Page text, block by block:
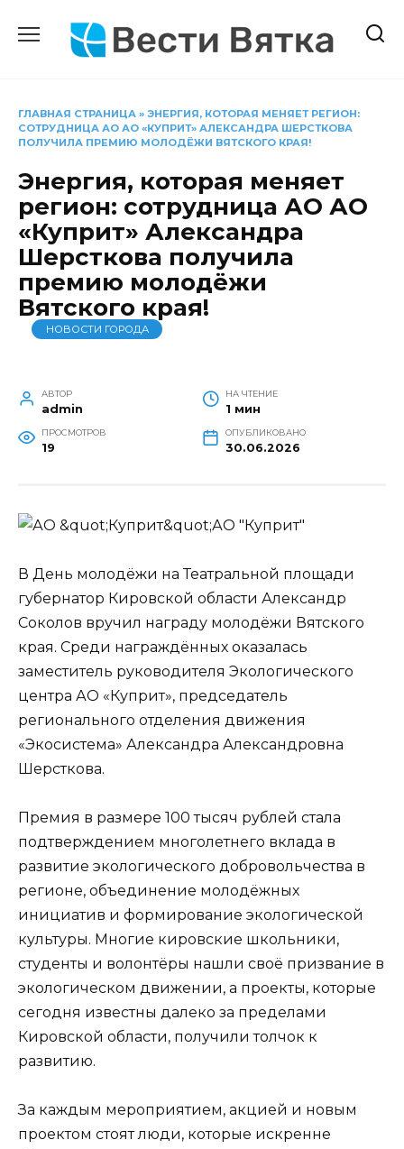
содержанию
ГЛАВНАЯ СТРАНИЦА » ЭНЕРГИЯ, КОТОРАЯ МЕНЯЕТ РЕГИОН:
СОТРУДНИЦА АО АО «КУПРИТ» АЛЕКСАНДРА ШЕРСТКОВА
ПОЛУЧИЛА ПРЕМИЮ МОЛОДЁЖИ ВЯТСКОГО КРАЯ!
Энергия, которая меняет
регион: сотрудница АО АО
«Куприт» Александра
Шерсткова получила
премию молодёжи
Вятского края!
НОВОСТИ ГОРОДА
АВТОР
admin
НА ЧТЕНИЕ
1 мин
ПРОСМОТРОВ
19
ОПУБЛИКОВАНО
30.06.2026
АО "Куприт"
В День молодёжи на Театральной площади
губернатор Кировской области Александр
Соколов вручил награду молодёжи Вятского
края. Среди награждённых оказалась
заместитель руководителя Экологического
центра АО «Куприт», председатель
регионального отделения движения
«Экосистема» Александра Александровна
Шерсткова.
Премия в размере 100 тысяч рублей стала
подтверждением многолетнего вклада в
развитие экологического добровольчества в
регионе, объединение молодёжных
инициатив и формирование экологической
культуры. Многие кировские школьники,
студенты и волонтёры нашли своё призвание в
экологическом движении, а проекты, которые
сегодня известны далеко за пределами
Кировской области, получили толчок к
развитию.
За каждым мероприятием, акцией и новым
проектом стоят люди, которые искренне